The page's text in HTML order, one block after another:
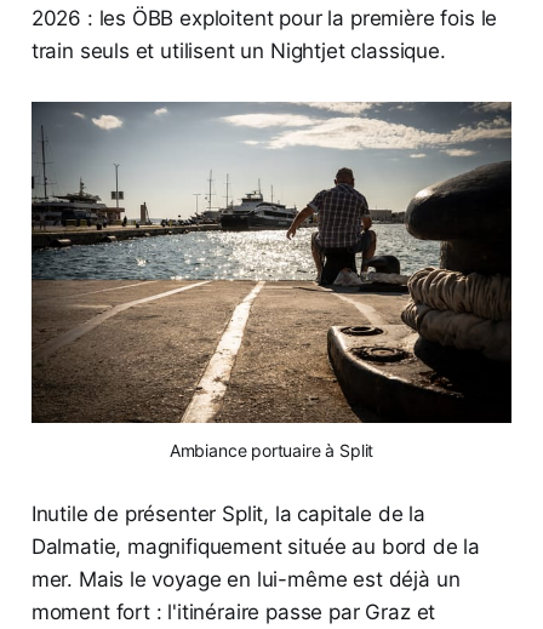
2026 : les ÖBB exploitent pour la première fois le
train seuls et utilisent un Nightjet classique.
Ambiance portuaire à Split
Inutile de présenter Split, la capitale de la
Dalmatie, magnifiquement située au bord de la
mer. Mais le voyage en lui-même est déjà un
moment fort : l'itinéraire passe par Graz et